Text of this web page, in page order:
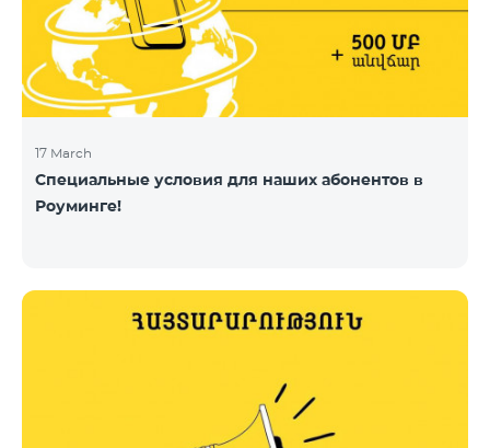
17 March
Специальные условия для наших абонентов в
Роуминге!